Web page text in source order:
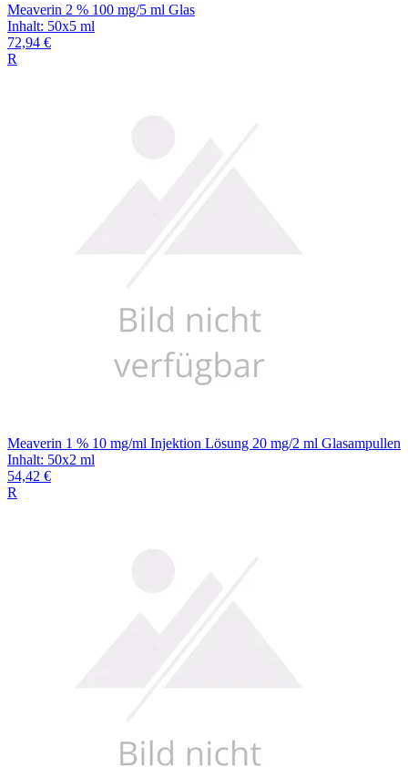
Meaverin 2 % 100 mg/5 ml Glas
Inhalt: 50x5 ml
72,94 €
R
Meaverin 1 % 10 mg/ml Injektion Lösung 20 mg/2 ml Glasampullen
Inhalt: 50x2 ml
54,42 €
R